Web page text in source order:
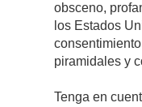
obsceno,
los Estados
piramidales y
Tenga en